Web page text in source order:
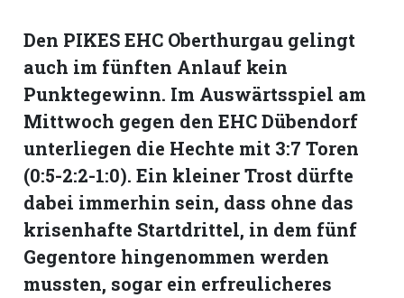
Den PIKES EHC Oberthurgau gelingt
auch im fünften Anlauf kein
Punktegewinn. Im Auswärtsspiel am
Mittwoch gegen den EHC Dübendorf
unterliegen die Hechte mit 3:7 Toren
(0:5-2:2-1:0). Ein kleiner Trost dürfte
dabei immerhin sein, dass ohne das
krisenhafte Startdrittel, in dem fünf
Gegentore hingenommen werden
mussten, sogar ein erfreulicheres